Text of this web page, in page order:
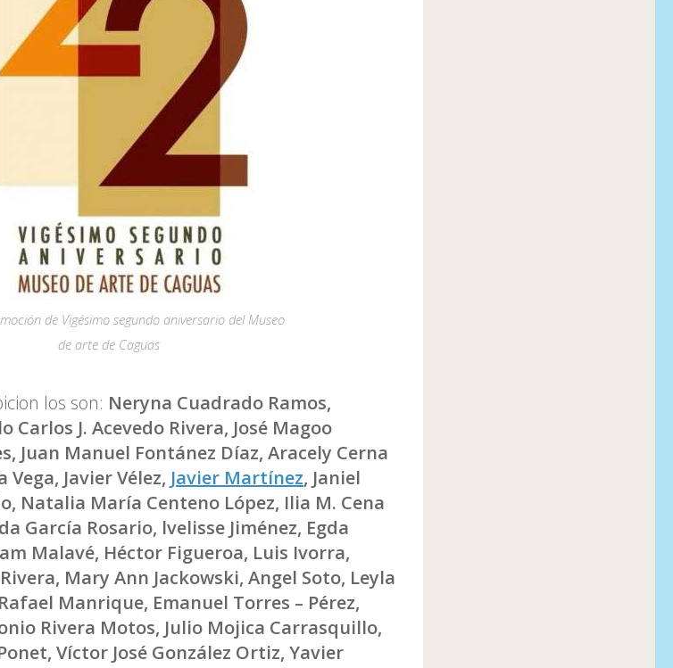
de Vigésimo segundo aniversario del Museo
de arte de Caguas
los son: Neryna Cuadrado Ramos,
Carlos J. Acevedo Rivera, José Magoo
Juan Manuel Fontánez Díaz, Aracely Cerna
Vega, Javier Vélez, Javier Martínez, Janiel
Natalia María Centeno López, Ilia M. Cena
García Rosario, lvelisse Jiménez, Egda
Malavé, Héctor Figueroa, Luis Ivorra,
Mary Ann Jackowski, Angel Soto, Leyla
Manrique, Emanuel Torres – Pérez,
Rivera Motos, Julio Mojica Carrasquillo,
Víctor José González Ortiz, Yavier